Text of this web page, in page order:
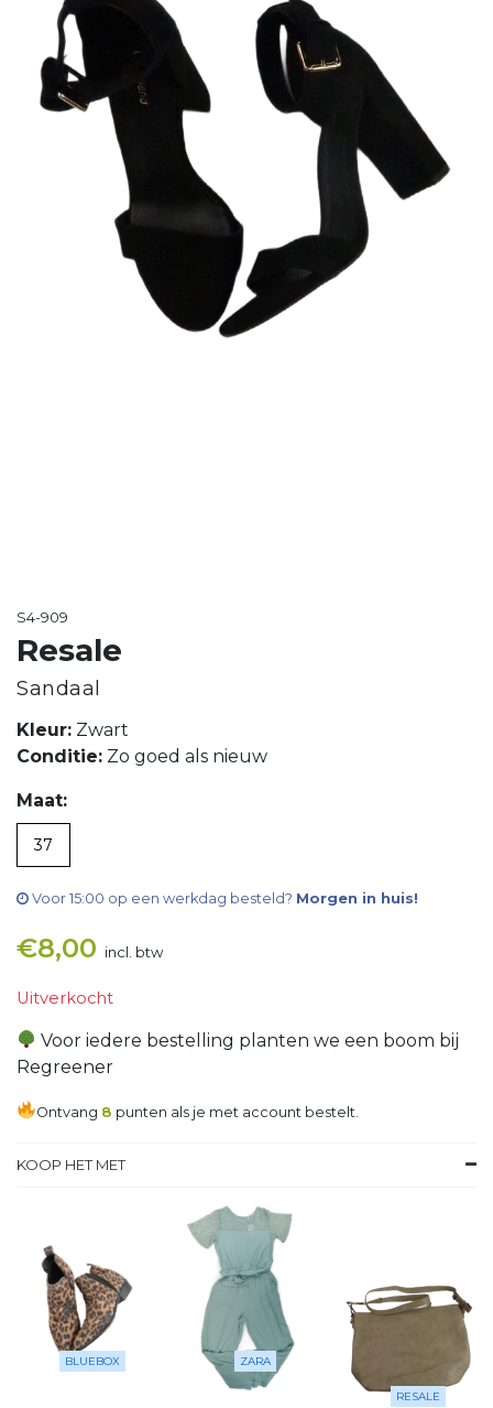
S4-909
Resale
Sandaal
Kleur: Zwart
Conditie: Zo goed als nieuw
Maat:
37
Voor 15:00 op een werkdag besteld? Morgen in huis!
€8,00 incl. btw
Uitverkocht
Voor iedere bestelling planten we een boom bij
Regreener
Ontvang 8 punten als je met account bestelt.
KOOP HET MET
BLUEBOX ZARA
RESALE